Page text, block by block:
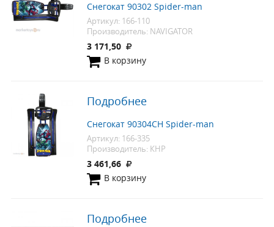
Снегокат 90302 Spider-man
Артикул: 166-110
Производитель: NAVIGATOR
3 171,50
В корзину
Подробнее
Снегокат 90304СН Spider-man
Артикул: 166-335
Производитель: КНР
3 461,66
В корзину
Подробнее